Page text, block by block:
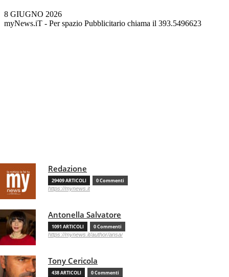
8 GIUGNO 2026
myNews.iT - Per spazio Pubblicitario chiama il 393.5496623
Redazione
29409 ARTICOLI 0 Commenti
https://mynews.it
Antonella Salvatore
1091 ARTICOLI 0 Commenti
https://mynews.it/author/ansa/
Tony Cericola
438 ARTICOLI 0 Commenti